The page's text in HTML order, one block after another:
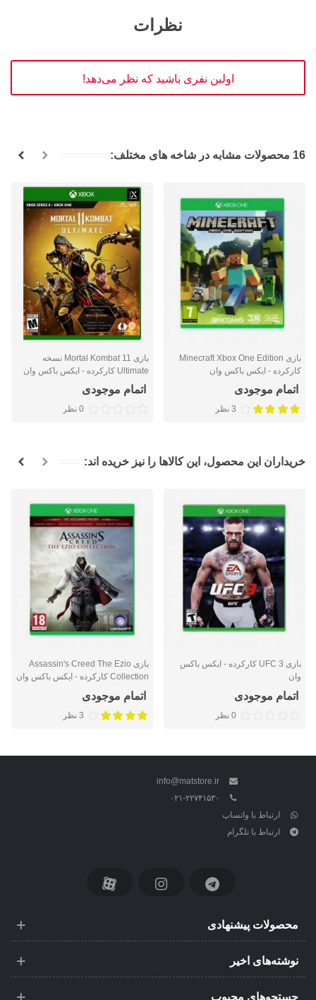
نظرات
اولین نفری باشید که نظر می‌دهد!
16 محصولات مشابه در شاخه های مختلف:
بازی Minecraft Xbox One Edition
کارکرده - ایکس باکس وان
اتمام موجودی
3 نظر
بازی Mortal Kombat 11 نسخه
Ultimate کارکرده - ایکس باکس وان
اتمام موجودی
0 نظر
خریداران این محصول، این کالاها را نیز خریده اند:
بازی UFC 3 کارکرده - ایکس باکس
وان
اتمام موجودی
0 نظر
بازی Assassin's Creed The Ezio
Collection کارکرده - ایکس باکس وان
اتمام موجودی
3 نظر
info@matstore.ir
۰۲۱-۲۲۷۴۱۵۳۰
ارتباط با واتساپ
ارتباط با تلگرام
محصولات پیشنهادی
نوشته‌های اخیر
جستجوهای محبوب